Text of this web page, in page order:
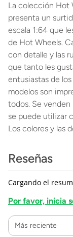
La colección Hot
presenta un
escala 1:64 que
de Hot Wheels.
con detalle y las
que tanto les
entusiastas de
modelos son
todos. Se venden
se puede utilizar
Los colores y las
Reseñas
Cargando el
Por favor, inicia
Más reciente